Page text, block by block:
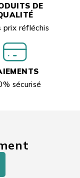
DE
prix réfléchis
sécurisé